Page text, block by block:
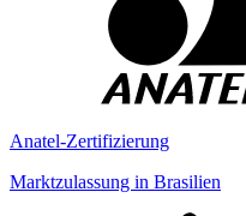
Anatel-Zertifizierung
Marktzulassung in Brasilien